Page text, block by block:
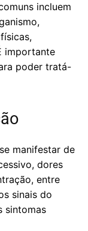
incluem
importante
poder tratá-
manifestar de
dores
entre
sinais do
sintomas